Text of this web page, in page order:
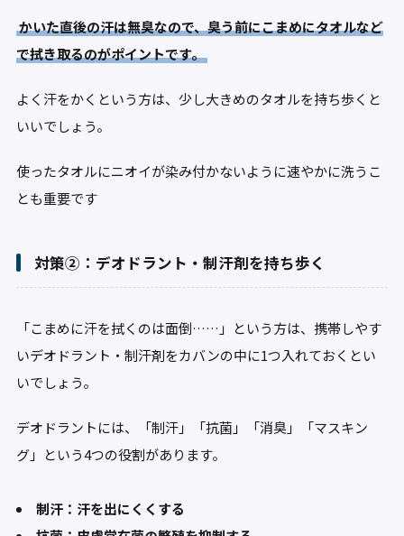
かいた直後の汗は無臭なので、臭う前にこまめにタオルなど
で拭き取るのがポイントです。
よく汗をかくという方は、少し大きめのタオルを持ち歩くと
いいでしょう。
使ったタオルにニオイが染み付かないように速やかに洗うこ
とも重要です
対策②：デオドラント・制汗剤を持ち歩く
「こまめに汗を拭くのは面倒……」という方は、携帯しやす
いデオドラント・制汗剤をカバンの中に1つ入れておくとい
いでしょう。
デオドラントには、「制汗」「抗菌」「消臭」「マスキン
グ」という4つの役割があります。
制汗：汗を出にくくする